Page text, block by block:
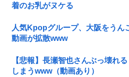
着のお乳がヌケる
人気Kpopグループ、大阪をうん
動画が拡散www
【悲報】長瀬智也さんぶっ壊れ
しまうwww（動画あり）